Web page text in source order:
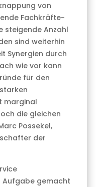
von
Fachkräfte-
steigende Anzahl
sind weiterhin
Synergien durch
wie vor kann
für den
marginal
die gleichen
Possekel,
der
Aufgabe gemacht